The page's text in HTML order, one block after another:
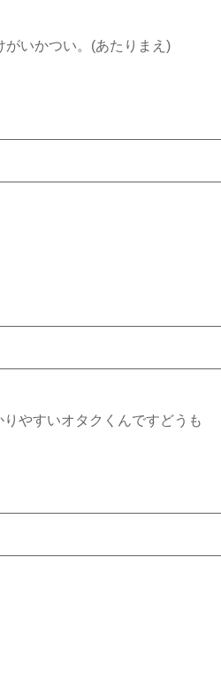
いかつい。(あたりまえ)
やすいオタクくんですどうも